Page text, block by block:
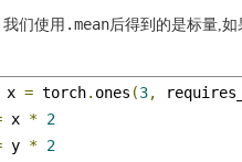
我们使用 .mean后得到的是标量,如
x = torch. ones (3,
x * 2
y * 2